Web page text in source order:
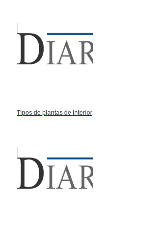
Tipos de plantas de interior